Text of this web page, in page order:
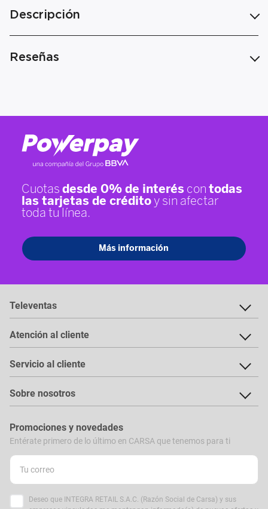
Descripción
Reseñas
Televentas
Atención al cliente
Servicio al cliente
Sobre nosotros
Promociones y novedades
Entérate primero de lo último en CARSA que tenemos para ti
Deseo que INTEGRA RETAIL S.A.C. (Razón Social de Carsa) y sus